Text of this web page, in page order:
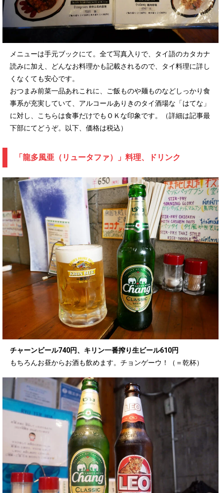
メニューは手元ブックにて。全て写真入りで、タイ語のカタカナ
読みに加え、どんなお料理かも記載されるので、タイ料理に詳し
くなくても安心です。
おつまみ前菜一品あれこれに、ご飯ものや麺ものなどしっかり食
事系が充実していて、アルコールありきのタイ酒場な「はてな」
に対し、こちらは食事だけでもＯＫな印象です。（詳細は記事最
下部にてどうぞ。以下、価格は税込）
「龍多風亜（リュータファ）」料理、ドリンク
チャーンビール740円、キリン一番搾り生ビール610円
もちろんお昼からお酒も飲めます。チョンゲーウ！（＝乾杯）